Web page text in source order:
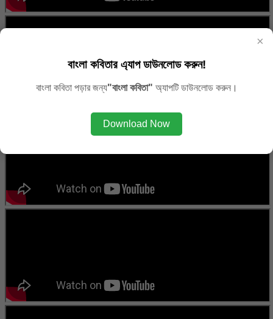
×
বাংলা কবিতার এ্যাপ ডাউনলোড করুন!
বাংলা কবিতা পড়ার জন্য"বাংলা কবিতা" অ্যাপটি ডাউনলোড করুন।
Download Now